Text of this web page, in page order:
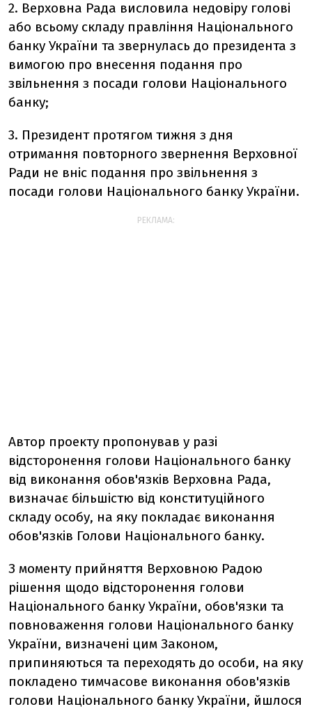
2. Верховна Рада висловила недовіру голові
або всьому складу правління Національного
банку України та звернулась до президента з
вимогою про внесення подання про
звільнення з посади голови Національного
банку;
3. Президент протягом тижня з дня
отримання повторного звернення Верховної
Ради не вніс подання про звільнення з
посади голови Національного банку України.
РЕКЛАМА:
Автор проекту пропонував у разі
відсторонення голови Національного банку
від виконання обов'язків Верховна Рада,
визначає більшістю від конституційного
складу особу, на яку покладає виконання
обов'язків Голови Національного банку.
З моменту прийняття Верховною Радою
рішення щодо відсторонення голови
Національного банку України, обов'язки та
повноваження голови Національного банку
України, визначені цим Законом,
припиняються та переходять до особи, на яку
покладено тимчасове виконання обов'язків
голови Національного банку України, йшлося